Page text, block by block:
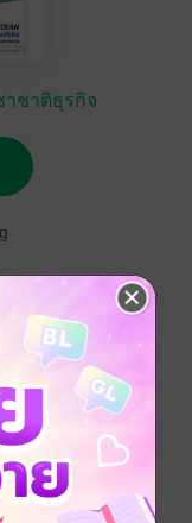
าชาติธุรกิจ
แชร์
พ.ศ.2559